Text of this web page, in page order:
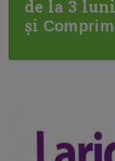
de la 3
și